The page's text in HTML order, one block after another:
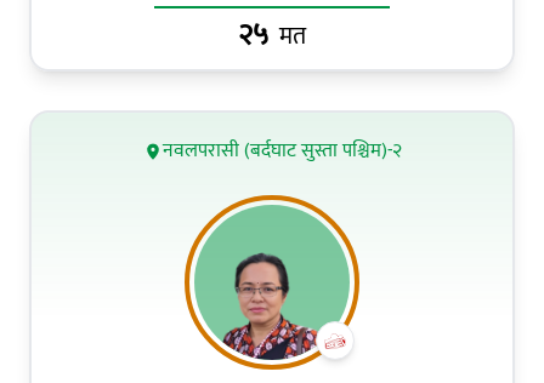
२५ मत
नवलपरासी (बर्दघाट सुस्ता पश्चिम)-२